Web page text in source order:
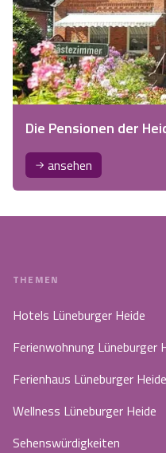
Die Pensionen der
ansehen
THEMEN
Hotels Lüneburger Heide
Ferienwohnung Lüneburger
Ferienhaus Lüneburger Heide
Wellness Lüneburger Heide
Sehenswürdigkeiten